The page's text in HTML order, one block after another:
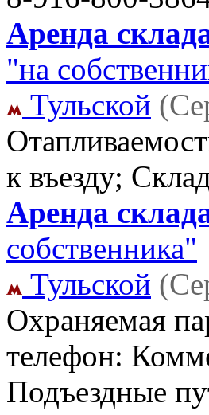
Аренда
"на
Тульской
к въезду;
Аренда
собственника"
Тульской
Охраняемая
телефон:
Подъездные